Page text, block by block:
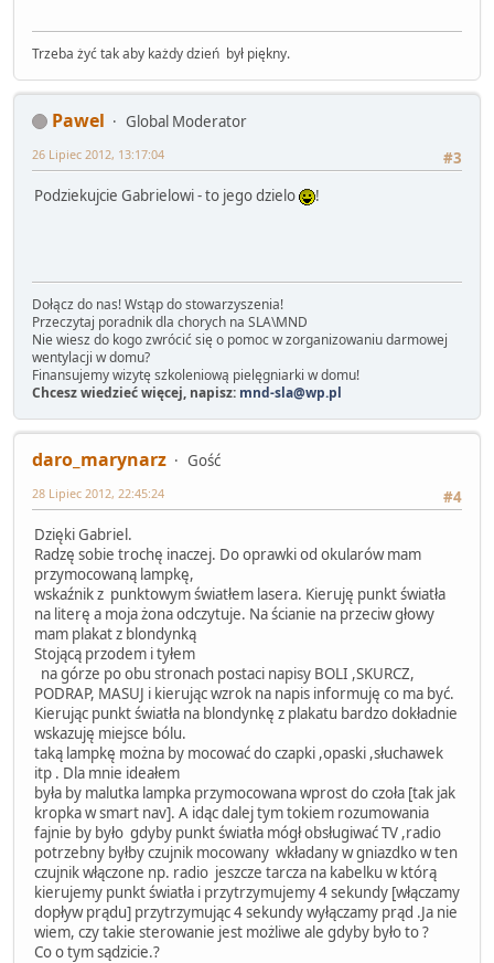
Trzeba żyć tak aby każdy dzień był piękny.
Pawel
Global Moderator
#3
26 Lipiec 2012, 13:17:04
Podziekujcie Gabrielowi - to jego dzielo !
Dołącz do nas! Wstąp do stowarzyszenia!
Przeczytaj poradnik dla chorych na SLA\MND
Nie wiesz do kogo zwrócić się o pomoc w zorganizowaniu darmowej
wentylacji w domu?
Finansujemy wizytę szkoleniową pielęgniarki w domu!
Chcesz wiedzieć więcej, napisz: mnd-sla@wp.pl
daro_marynarz
Gość
#4
28 Lipiec 2012, 22:45:24
Dzięki Gabriel.
Radzę sobie trochę inaczej. Do oprawki od okularów mam
przymocowaną lampkę,
wskaźnik z punktowym światłem lasera. Kieruję punkt światła
na literę a moja żona odczytuje. Na ścianie na przeciw głowy
mam plakat z blondynką
Stojącą przodem i tyłem
na górze po obu stronach postaci napisy BOLI ,SKURCZ,
PODRAP, MASUJ i kierując wzrok na napis informuję co ma być.
Kierując punkt światła na blondynkę z plakatu bardzo dokładnie
wskazuję miejsce bólu.
taką lampkę można by mocować do czapki ,opaski ,słuchawek
itp . Dla mnie ideałem
była by malutka lampka przymocowana wprost do czoła [tak jak
kropka w smart nav]. A idąc dalej tym tokiem rozumowania
fajnie by było gdyby punkt światła mógł obsługiwać TV ,radio
potrzebny byłby czujnik mocowany wkładany w gniazdko w ten
czujnik włączone np. radio jeszcze tarcza na kabelku w którą
kierujemy punkt światła i przytrzymujemy 4 sekundy [włączamy
dopływ prądu] przytrzymując 4 sekundy wyłączamy prąd .Ja nie
wiem, czy takie sterowanie jest możliwe ale gdyby było to ?
Co o tym sądzicie.?